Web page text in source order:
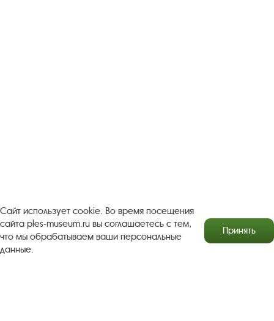
историко-архитектурный и художественный
музей‑заповедник. Использование и копирование
информации запрещено.
Сайт использует cookie. Во время посещения
сайта ples-museum.ru вы соглашаетесь с тем,
что мы обрабатываем ваши персональные
данные.
Принять